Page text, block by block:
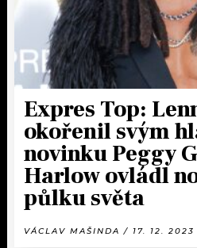
Expres Top:
okořenil svým
novinku Peggy
Harlow ovládl
půlku světa
VÁCLAV MAŠINDA / 17. 12. 2023